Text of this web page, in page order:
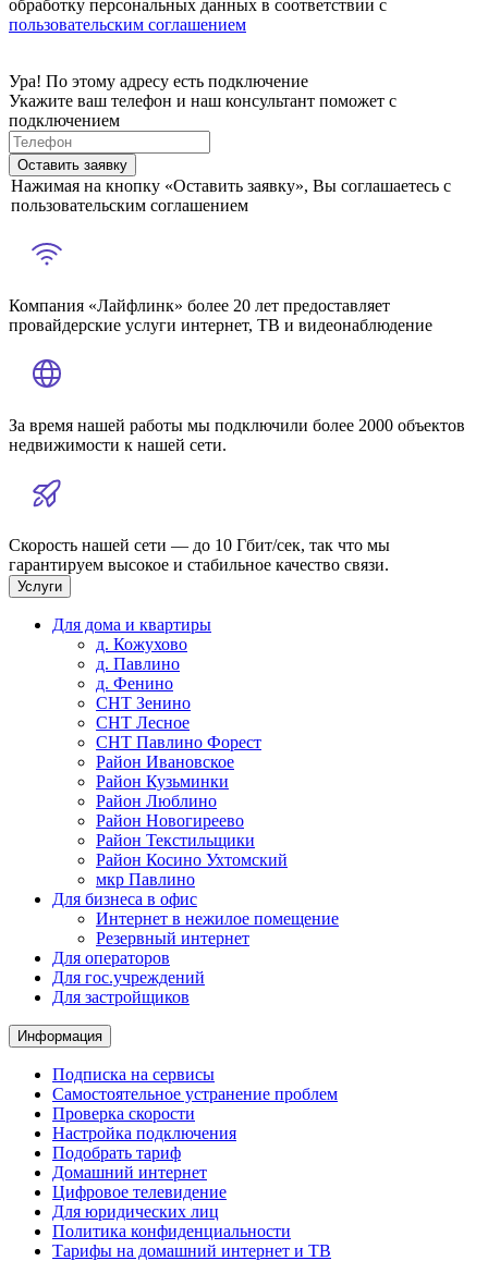
обработку персональных данных в соответствии с
пользовательским соглашением
Ура! По этому адресу есть подключение
Укажите ваш телефон и наш консультант поможет с
подключением
Оставить заявку
Нажимая на кнопку «Оставить заявку», Вы соглашаетесь с
пользовательским соглашением
Компания «Лайфлинк» более 20 лет предоставляет
провайдерские услуги интернет, ТВ и видеонаблюдение
За время нашей работы мы подключили более 2000 объектов
недвижимости к нашей сети.
Скорость нашей сети — до 10 Гбит/сек, так что мы
гарантируем высокое и стабильное качество связи.
Услуги
Для дома и квартиры
д. Кожухово
д. Павлино
д. Фенино
СНТ Зенино
СНТ Лесное
СНТ Павлино Форест
Район Ивановское
Район Кузьминки
Район Люблино
Район Новогиреево
Район Текстильщики
Район Косино Ухтомский
мкр Павлино
Для бизнеса в офис
Интернет в нежилое помещение
Резервный интернет
Для операторов
Для гос.учреждений
Для застройщиков
Информация
Подписка на сервисы
Самостоятельное устранение проблем
Проверка скорости
Настройка подключения
Подобрать тариф
Домашний интернет
Цифровое телевидение
Для юридических лиц
Политика конфиденциальности
Тарифы на домашний интернет и ТВ